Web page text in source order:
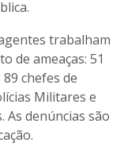
trabalham
de ameaças: 51
chefes de
Militares e
As denúncias são